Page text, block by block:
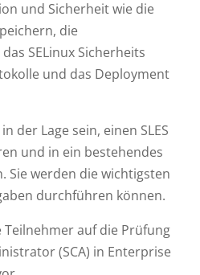
und Sicherheit wie die
die
SELinux Sicherheits
und das Deployment
der Lage sein, einen SLES
und in ein bestehendes
Sie werden die wichtigsten
durchführen können.
auf die Prüfung
(SCA) in Enterprise